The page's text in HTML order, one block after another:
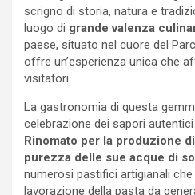
scrigno di storia, natura e
luogo di grande valenza
paese, situato nel cuore del
offre un’esperienza unica che
visitatori.
La gastronomia di questa
celebrazione dei sapori
Rinomato per la produzione
purezza delle sue acque di
numerosi pastifici artigianali che
lavorazione della pasta da